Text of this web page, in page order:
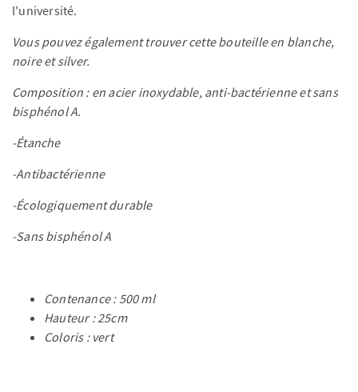
l'université.
Vous pouvez également trouver cette bouteille en blanche,
noire et silver.
Composition : en acier inoxydable, anti-bactérienne et sans
bisphénol A.
-Étanche
-Antibactérienne
-Écologiquement durable
-Sans bisphénol A
Contenance : 500 ml
Hauteur : 25cm
Coloris : vert